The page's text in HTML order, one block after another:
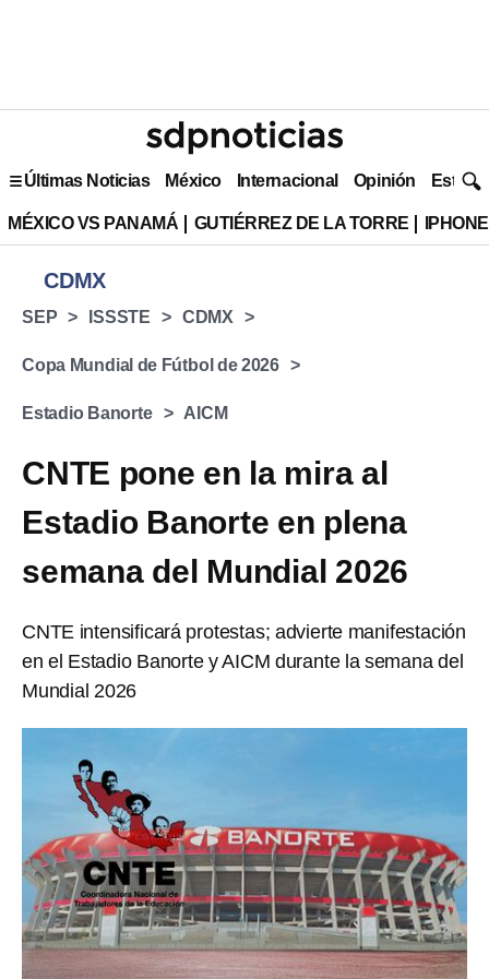
Últimas Noticias México Internacional Opinión Estilo
MÉXICO VS PANAMÁ GUTIÉRREZ DE LA TORRE
CDMX
SEP ISSSTE CDMX
Copa Mundial de Fútbol de 2026
Estadio Banorte AICM
CNTE pone en la mira al
Estadio Banorte en plena
semana del Mundial 2026
CNTE intensificará protestas; advierte manifestación
en el Estadio Banorte y AICM durante la semana del
Mundial 2026